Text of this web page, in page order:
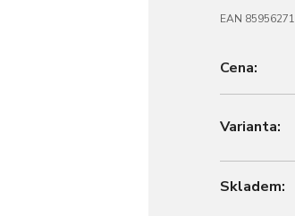
EAN
Cena:
Varianta:
Skladem: